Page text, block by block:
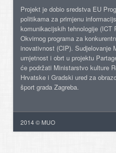
Projekt je dobio sredstva EU
politikama za primjenu
komunikacijskih tehnologije (ICT
Okvirnog programa za
inovativnost (CIP). Sudjelovanje
umjetnost i obrt u projektu
će podržati Ministarstvo kulture
Hrvatske i Gradski ured za
šport grada Zagreba.
2014 © MUO